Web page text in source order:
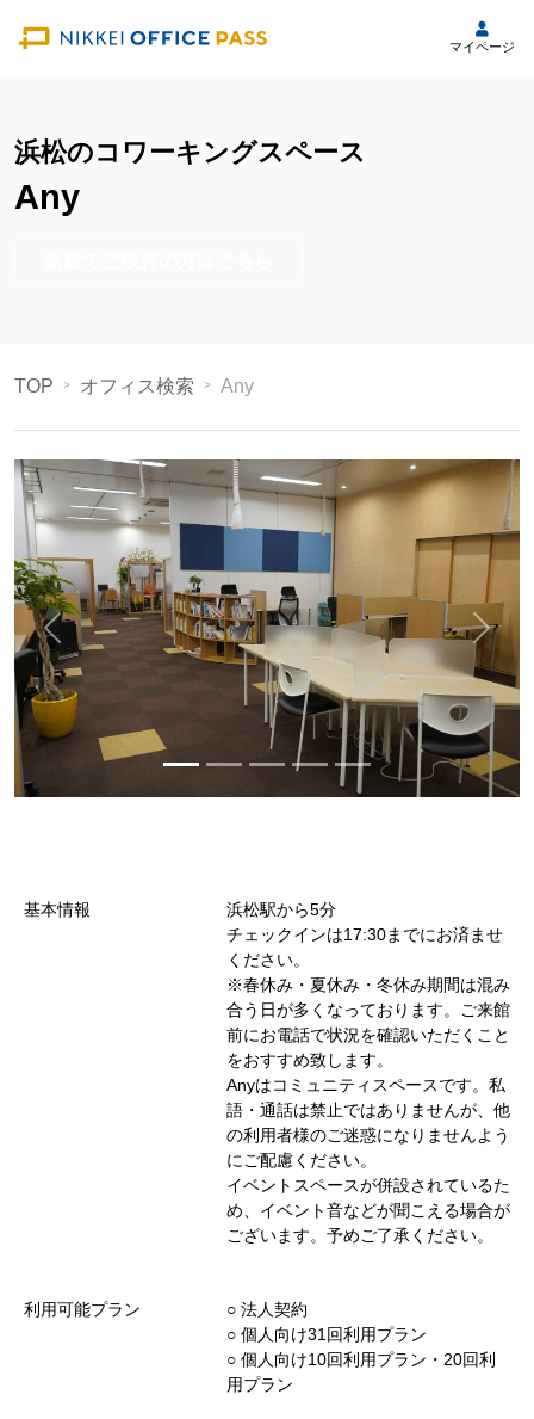
マイページ
浜松のコワーキングスペース
Any
TOP オフィス検索 Any
基本情報
浜松駅から5分
チェックインは17:30までにお済ませ
ください。
※春休み・夏休み・冬休み期間は混み
合う日が多くなっております。ご来館
前にお電話で状況を確認いただくこと
をおすすめ致します。
Anyはコミュニティスペースです。私
語・通話は禁止ではありませんが、他
の利用者様のご迷惑になりませんよう
にご配慮ください。
イベントスペースが併設されているた
め、イベント音などが聞こえる場合が
ございます。予めご了承ください。
利用可能プラン
○︎ 法人契約
○︎ 個人向け31回利用プラン
○︎ 個人向け10回利用プラン・20回利
用プラン